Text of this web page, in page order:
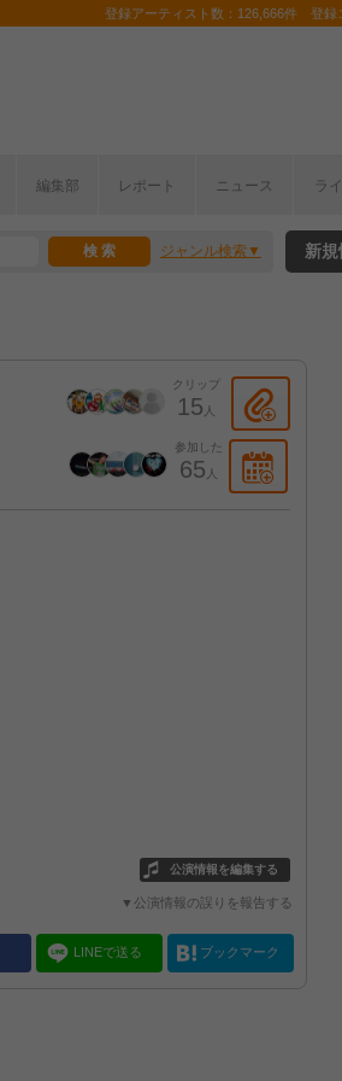
登録アーティスト数：126,666件 登録
編集部 レポート ニュース ラ
ジャンル検索 新
クリップ
15 人
参加した
65 人
公演情報を編集する
▼公演情報の誤りを報告する
LINEで送る ブックマーク